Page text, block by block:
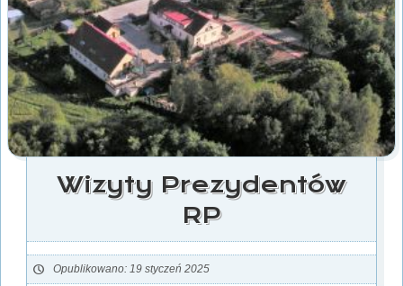
Wizyty Prezydentów
RP
Opublikowano: 19 styczeń 2025